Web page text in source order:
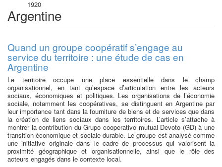
1920
Argentine
Quand un groupe coopératif s’engage au
service du territoire : une étude de cas en
Argentine
Le territoire occupe une place essentielle dans le champ
organisationnel, en tant qu’espace d’articulation entre les acteurs
sociaux, économiques et politiques. Les organisations de l’économie
sociale, notamment les coopératives, se distinguent en Argentine par
leur importance tant dans la fourniture de biens et de services que dans
la création de liens sociaux dans les territoires. L’article s’attache à
montrer la contribution du Grupo cooperativo mutual Devoto (GD) à une
transition économique et sociale durable. Le groupe est analysé comme
une initiative originale dans le cadre de processus qui valorisent la
proximité géographique et organisationnelle, ainsi que le rôle des
acteurs engagés dans le contexte local.